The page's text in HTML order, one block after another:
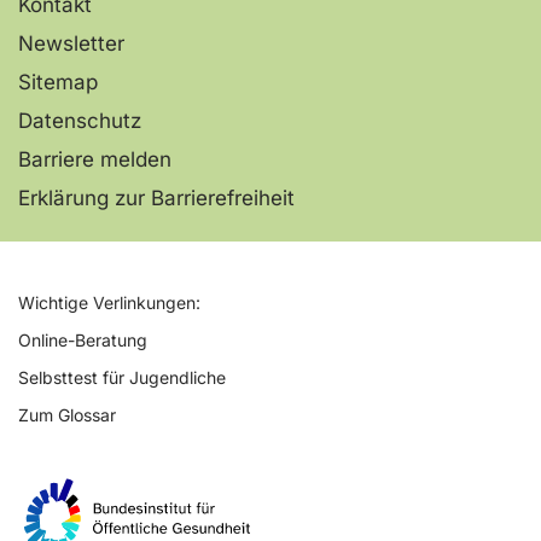
Kontakt
Newsletter
Sitemap
Datenschutz
Barriere melden
Erklärung zur Barrierefreiheit
Wichtige Verlinkungen:
Online-Beratung
Selbsttest für Jugendliche
Zum Glossar